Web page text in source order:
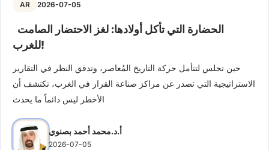
AR 2026-07-05
للغرب!
حين تجلس لتتأمل حركة التاريخ المُعاصر، وتدقق النظر في التقارير
الاستراتيجية التي تصدر عن مراكز صناعة القرار في الغرب، تكتشف أن
الأخطر ليس دائماً ما يحدث
أ.د.محمد أحمد بصنوي
2026-07-05